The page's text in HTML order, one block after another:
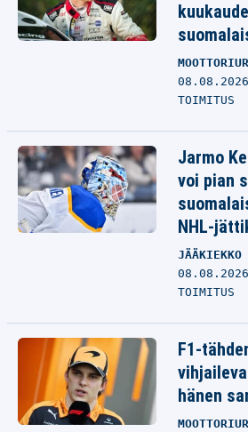
TOIMITUS
Jarmo
voi pian
NHL-
JÄÄKIEKKO
TOIMITUS
F1-
hänen